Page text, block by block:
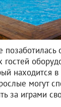
находится
могут
за играми